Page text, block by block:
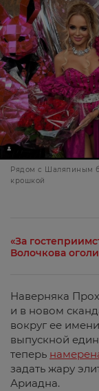
Рядом с Шаляпиным
крошкой
«За
Волочкова
Наверняка
и в новом
вокруг ее
выпускной
теперь
задать жару
Ариадна.